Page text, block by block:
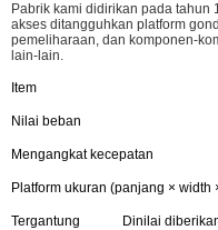
Pabrik kami didirikan pada tahun
akses ditangguhkan platform
pemeliharaan, dan komponen-
lain-lain.
Item
Nilai beban
Mengangkat kecepatan
Platform ukuran (panjang × width
Tergantung
Dinilai